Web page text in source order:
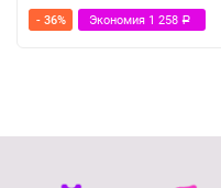
- 36% Экономия 1 258 Р